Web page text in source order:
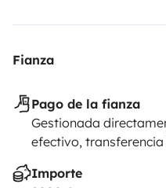
Fianza
Pago de la fianza
Gestionada
efectivo,
Importe